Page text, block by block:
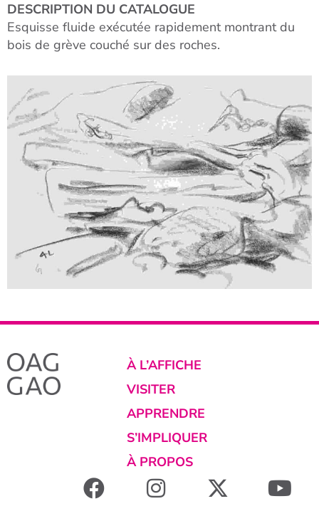
DESCRIPTION DU CATALOGUE
Esquisse fluide exécutée rapidement montrant du
bois de grève couché sur des roches.
À L’AFFICHE
VISITER
APPRENDRE
S’IMPLIQUER
À PROPOS